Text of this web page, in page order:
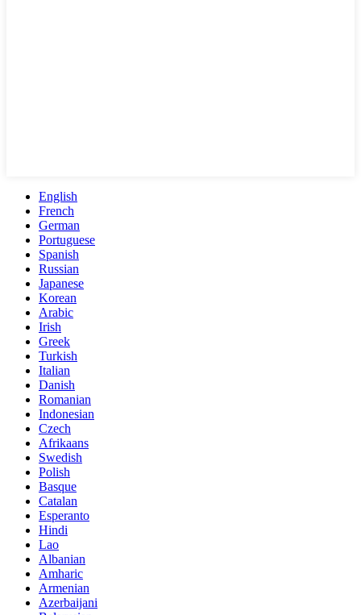
English
French
German
Portuguese
Spanish
Russian
Japanese
Korean
Arabic
Irish
Greek
Turkish
Italian
Danish
Romanian
Indonesian
Czech
Afrikaans
Swedish
Polish
Basque
Catalan
Esperanto
Hindi
Lao
Albanian
Amharic
Armenian
Azerbaijani